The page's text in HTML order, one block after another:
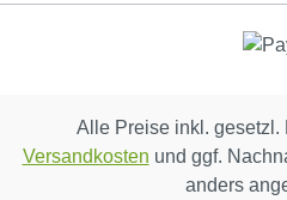
Alle Preise inkl. gesetzl.
Versandkosten und ggf.
anders